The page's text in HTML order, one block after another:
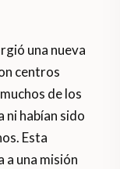
una nueva
centros
de los
ni habían sido
Esta
a una misión